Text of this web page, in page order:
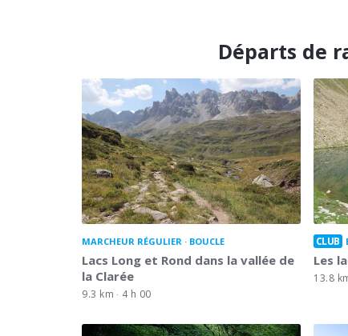
Départs de
MARCHEUR RÉGULIER BOUCLE
Lacs Long et Rond dans la vallée de
la Clarée
9.3 km 4 h 00
CLUB
Les
13.8